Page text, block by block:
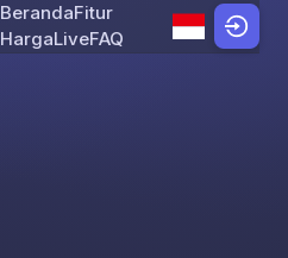
Skip to content
BerandaFitur
HargaLiveFAQ